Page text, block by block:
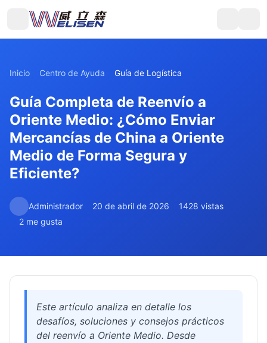
Inicio Centro de Ayuda Guía de Logística
Guía Completa de Reenvío a
Oriente Medio: ¿Cómo Enviar
Mercancías de China a Oriente
Medio de Forma Segura y
Eficiente?
Administrador 20 de abril de 2026
1428 vistas
2 me gusta
Este artículo analiza en detalle los
desafíos, soluciones y consejos prácticos
del reenvío a Oriente Medio. Desde